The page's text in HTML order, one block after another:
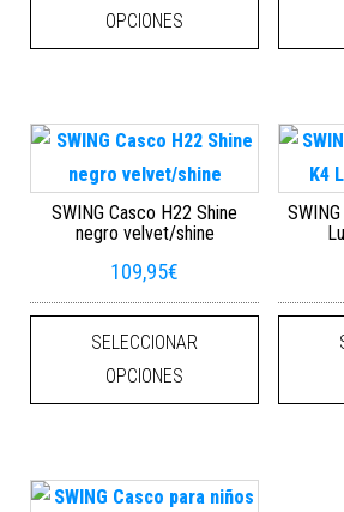
OPCIONES
SWING Casco H22 Shine
negro velvet/shine
109,95€
SELECCIONAR
OPCIONES
Este